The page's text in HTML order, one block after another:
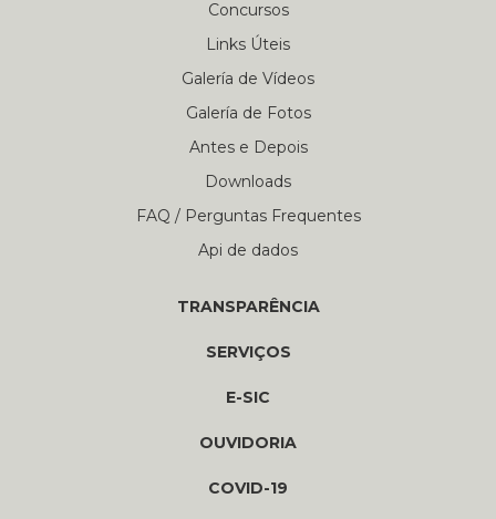
Concursos
Links Úteis
Galería de Vídeos
Galería de Fotos
Antes e Depois
Downloads
FAQ / Perguntas Frequentes
Api de dados
TRANSPARÊNCIA
SERVIÇOS
E-SIC
OUVIDORIA
COVID-19